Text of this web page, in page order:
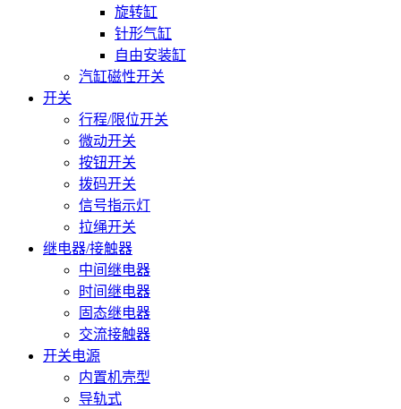
旋转缸
针形气缸
自由安装缸
汽缸磁性开关
开关
行程/限位开关
微动开关
按钮开关
拨码开关
信号指示灯
拉绳开关
继电器/接触器
中间继电器
时间继电器
固态继电器
交流接触器
开关电源
内置机壳型
导轨式